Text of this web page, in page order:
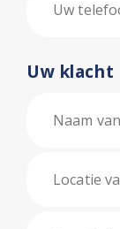
Uw klacht